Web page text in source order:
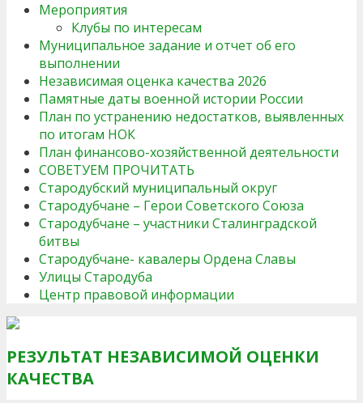
Мероприятия
Клубы по интересам
Муниципальное задание и отчет об его
выполнении
Независимая оценка качества 2026
Памятные даты военной истории России
План по устранению недостатков, выявленных
по итогам НОК
План финансово-хозяйственной деятельности
СОВЕТУЕМ ПРОЧИТАТЬ
Стародубский муниципальный округ
Стародубчане – Герои Советского Союза
Стародубчане – участники Сталинградской
битвы
Стародубчане- кавалеры Ордена Славы
Улицы Стародуба
Центр правовой информации
РЕЗУЛЬТАТ НЕЗАВИСИМОЙ ОЦЕНКИ
КАЧЕСТВА